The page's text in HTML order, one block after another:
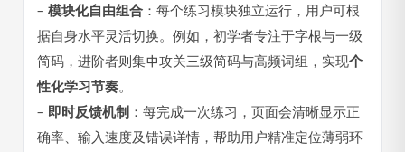
– 模块化自由组合 ：每个练习模块独立运行，用户可根
据自身水平灵活切换。例如，初学者专注于字根与一级
简码，进阶者则集中攻关三级简码与高频词组，实现个
性化学习节奏。
– 即时反馈机制 ：每完成一次练习，页面会清晰显示正
确率、输入速度及错误详情，帮助用户精准定位薄弱环